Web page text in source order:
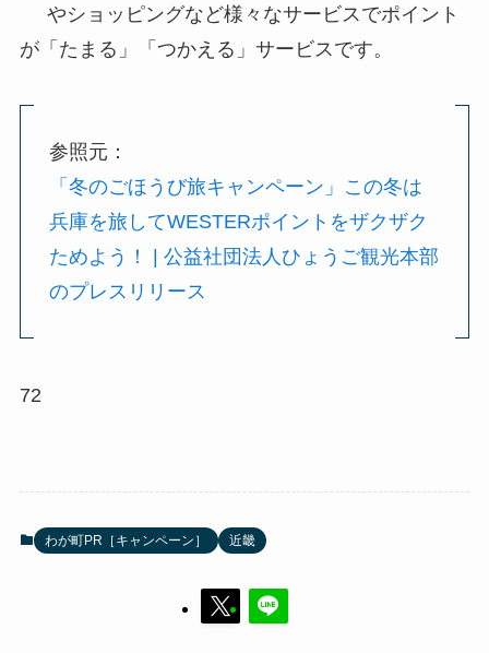
やショッピングなど様々なサービスでポイント
が「たまる」「つかえる」サービスです。
参照元：
「冬のごほうび旅キャンペーン」この冬は
兵庫を旅してWESTERポイントをザクザク
ためよう！ | 公益社団法人ひょうご観光本部
のプレスリリース
72
わが町PR［キャンペーン］ 近畿